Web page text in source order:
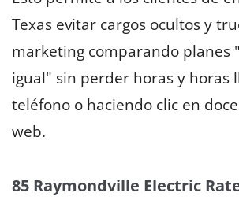
Texas evitar cargos ocultos y
marketing comparando planes
igual" sin perder horas y horas
teléfono o haciendo clic en
web.
85 Raymondville Electric